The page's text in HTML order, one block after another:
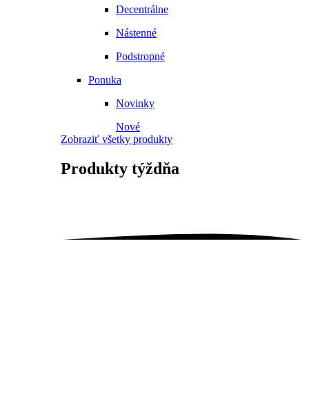
Decentrálne
Nástenné
Podstropné
Ponuka
Novinky
Nové
Zobraziť všetky produkty
Produkty týždňa